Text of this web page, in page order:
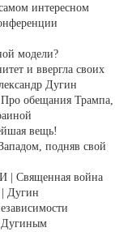
интересном
модели?
и ввергла своих
Дугин
обещания Трампа,
вещь!
подняв свой
| Священная война
| Дугин
Дугиным